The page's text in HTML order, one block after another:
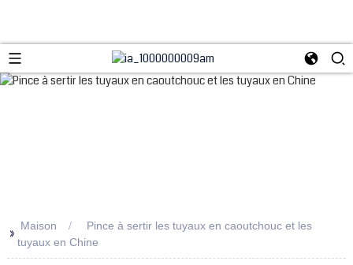
>> Maison
Pince à sertir les tuyaux en caoutchouc et les
tuyaux en Chine